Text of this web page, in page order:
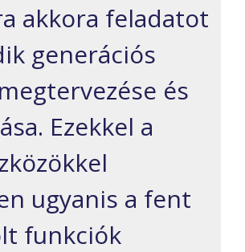
akkora feladatot
generációs
és
Ezekkel a
ugyanis a fent
funkciók